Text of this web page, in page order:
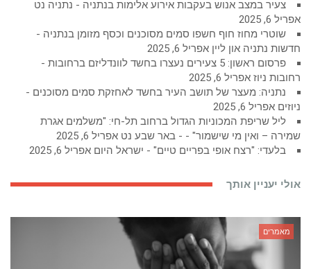
צעיר במצב אנוש בעקבות אירוע אלימות בנתניה - נתניה נט
אפריל 6, 2025
שוטרי מחוז חוף חשפו סמים מסוכנים וכסף מזומן בנתניה -
חדשות נתניה און ליין אפריל 6, 2025
פרסום ראשון: 5 צעירים נעצרו בחשד לוונדליזם ברחובות -
רחובות ניוז אפריל 6, 2025
נתניה: מעצר של תושב העיר בחשד לאחזקת סמים מסוכנים -
ניוזים אפריל 6, 2025
ליל שריפת המכוניות הגדול ברחוב תל-חי: "משלמים אגרת
שמירה – ואין מי שישמור" - - באר שבע נט אפריל 6, 2025
בלעדי: "רצח אופי בפריים טיים" - ישראל היום אפריל 6, 2025
אולי יעניין אותך
מאמרים